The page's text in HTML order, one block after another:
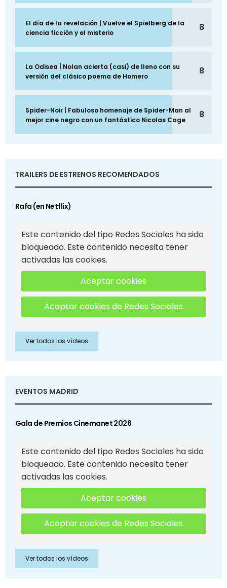
El día de la revelación | Vuelve el Spielberg de la
ciencia ficción y el misterio
8
La Odisea | Nolan acierta (casi) de lleno con su
versión del clásico poema de Homero
8
Spider-Noir | Fabuloso homenaje de Spider-Man al
mejor cine negro con un fantástico Nicolas Cage
8
TRAILERS DE ESTRENOS RECOMENDADOS
Rafa (en Netflix)
Este contenido del tipo Redes Sociales ha sido
bloqueado. Este contenido necesita tener
activadas las cookies.
Aceptar cookies
Aceptar cookies de Redes Sociales
Ver todos los vídeos
EVENTOS MADRID
Gala de Premios Cinemanet 2026
Este contenido del tipo Redes Sociales ha sido
bloqueado. Este contenido necesita tener
activadas las cookies.
Aceptar cookies
Aceptar cookies de Redes Sociales
Ver todos los vídeos